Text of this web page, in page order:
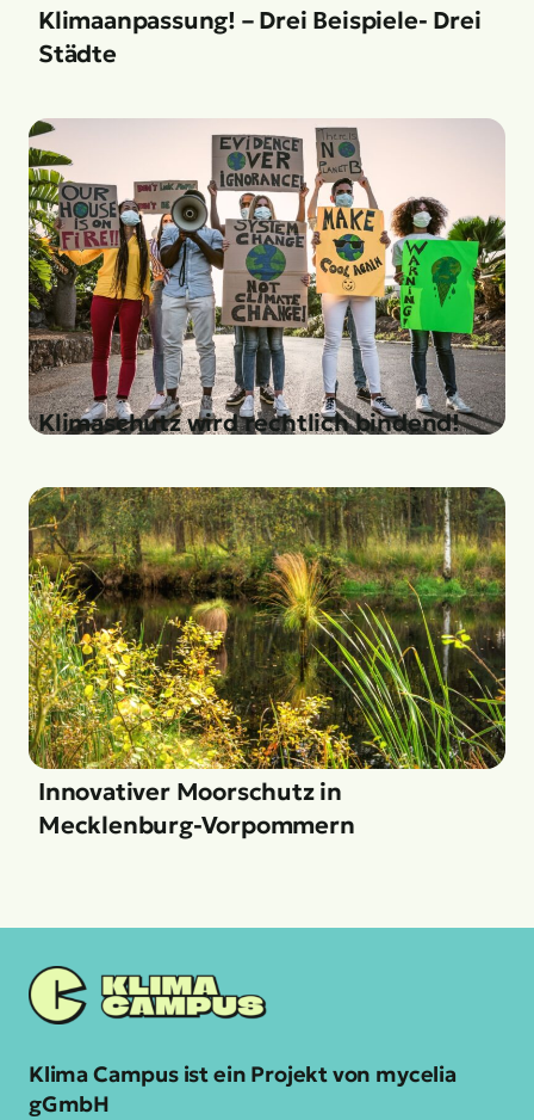
Klimaanpassung! – Drei Beispiele- Drei
Städte
Klimaschutz wird rechtlich bindend!
Innovativer Moorschutz in
Mecklenburg-Vorpommern
Klima Campus ist ein Projekt von mycelia
gGmbH